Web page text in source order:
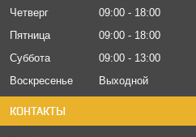
Четверг
09:00
18:00
Пятница
09:00
18:00
Суббота
09:00
13:00
Воскресенье
Выходной
КОНТАКТЫ